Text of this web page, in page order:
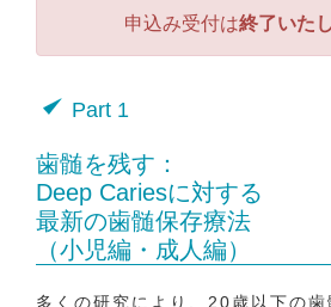
申込み受付は終了いた
Part 1
歯髄を残す：
Deep Cariesに対する
最新の歯髄保存療法
（小児編・成人編）
多くの研究により、20歳以下の